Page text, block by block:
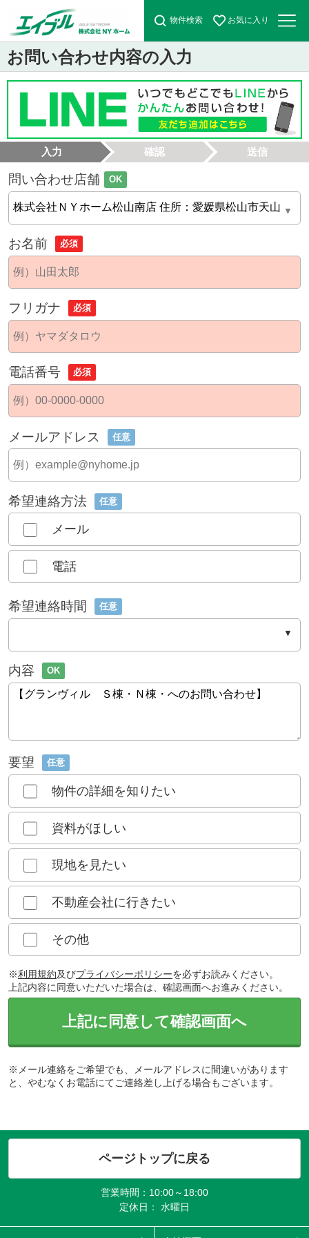
物件検索 お気に入り
お問い合わせ内容の入力
入力 確認 送信
問い合わせ店舗 OK
お名前 必須
フリガナ 必須
電話番号 必須
メールアドレス 任意
希望連絡方法 任意
メール
電話
希望連絡時間 任意
内容 OK
要望 任意
物件の詳細を知りたい
資料がほしい
現地を見たい
不動産会社に行きたい
その他
※利用規約及びプライバシーポリシーを必ずお読みください。
上記内容に同意いただいた場合は、確認画面へお進みください。
上記に同意して確認画面へ
※メール連絡をご希望でも、メールアドレスに間違いがあります
と、やむなくお電話にてご連絡差し上げる場合もございます。
ページトップに戻る
営業時間：10:00～18:00
定休日： 水曜日